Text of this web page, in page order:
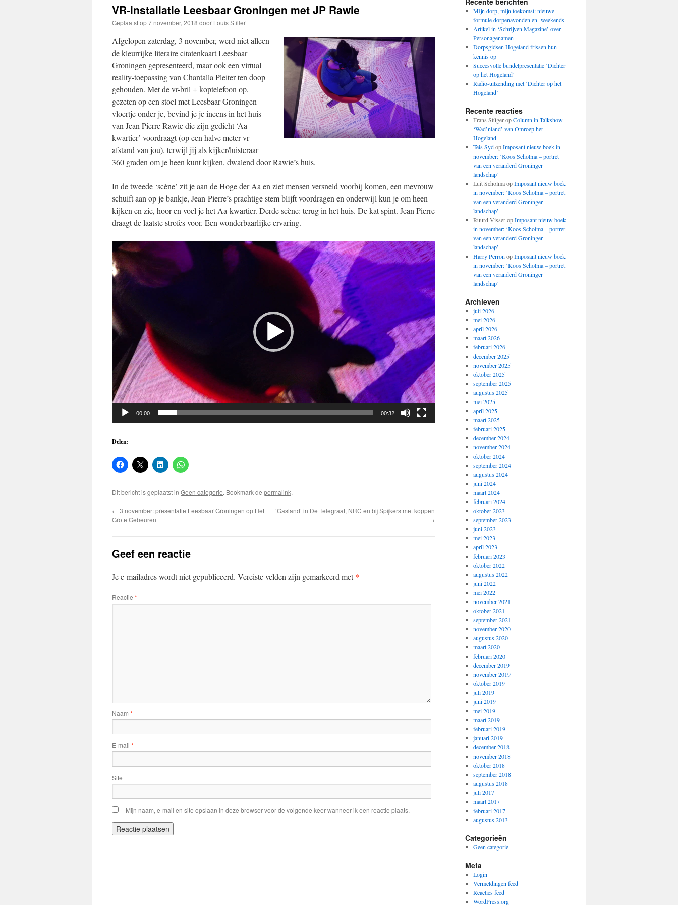
VR-installatie Leesbaar Groningen met JP Rawie
Geplaatst op7 november, 2018 door Louis Stiller
Afgelopen zaterdag, 3 november, werd niet alleen
de kleurrijke literaire citatenkaart Leesbaar
Groningen gepresenteerd, maar ook een virtual
reality-toepassing van Chantalla Pleiter ten doop
gehouden. Met de vr-bril + koptelefoon op,
gezeten op een stoel met Leesbaar Groningen-
vloertje onder je, bevind je je ineens in het huis
van Jean Pierre Rawie die zijn gedicht ‘Aa-
kwartier’ voordraagt (op een halve meter vr-
afstand van jou), terwijl jij als kijker/luisteraar
360 graden om je heen kunt kijken, dwalend door Rawie’s huis.
In de tweede ‘scène’ zit je aan de Hoge der Aa en ziet mensen versneld voorbij komen, een mevrouw
schuift aan op je bankje, Jean Pierre’s prachtige stem blijft voordragen en onderwijl kun je om heen
kijken en zie, hoor en voel je het Aa-kwartier. Derde scène: terug in het huis. De kat spint. Jean Pierre
draagt de laatste strofes voor. Een wonderbaarlijke ervaring.
Videospeler
00:00 00:32
Delen:
Dit bericht is geplaatst in Geen categorie. Bookmark de permalink.
← 3 november: presentatie Leesbaar Groningen op Het
Grote Gebeuren
‘Gasland’ in De Telegraaf, NRC en bij Spijkers met koppen
→
Geef een reactie
Je e-mailadres wordt niet gepubliceerd. Vereiste velden zijn gemarkeerd met*
Reactie *
Naam *
E-mail *
Site
Mijn naam, e-mail en site opslaan in deze browser voor de volgende keer wanneer ik een reactie plaats.
Mijn dorp, mijn toekomst: nieuwe
formule dorpenavonden en -weekends
Artikel in ‘Schrijven Magazine’ over
Personagenamen
Dorpsgidsen Hogeland frissen hun
kennis op
Succesvolle bundelpresentatie ‘Dichter
op het Hogeland’
Radio-uitzending met ‘Dichter op het
Hogeland’
Recente reacties
Frans StügeropColumn in Talkshow
‘Wad’nland’ van Omroep het
Hogeland
Teis SydopImposant nieuw boek in
november: ‘Koos Scholma – portret
van een veranderd Groninger
landschap’
Luit ScholmaopImposant nieuw boek
in november: ‘Koos Scholma – portret
van een veranderd Groninger
landschap’
Ruurd VisseropImposant nieuw boek
in november: ‘Koos Scholma – portret
van een veranderd Groninger
landschap’
Harry Perron opImposant nieuw boek
in november: ‘Koos Scholma – portret
van een veranderd Groninger
landschap’
Archieven
juli 2026
mei 2026
april 2026
maart 2026
februari 2026
december 2025
november 2025
oktober 2025
september 2025
augustus 2025
mei 2025
april 2025
maart 2025
februari 2025
december 2024
november 2024
oktober 2024
september 2024
augustus 2024
juni 2024
maart 2024
februari 2024
oktober 2023
september 2023
juni 2023
mei 2023
april 2023
februari 2023
oktober 2022
augustus 2022
juni 2022
mei 2022
november 2021
oktober 2021
september 2021
november 2020
augustus 2020
maart 2020
februari 2020
december 2019
november 2019
oktober 2019
juli 2019
juni 2019
mei 2019
maart 2019
februari 2019
januari 2019
december 2018
november 2018
oktober 2018
september 2018
augustus 2018
juli 2017
maart 2017
februari 2017
augustus 2013
Categorieën
Geen categorie
Meta
Login
Vermeldingen feed
Reacties feed
WordPress.org